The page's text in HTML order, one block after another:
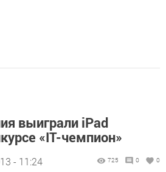
выиграли iPad
«IT-чемпион»
- 11:24 725 0 0